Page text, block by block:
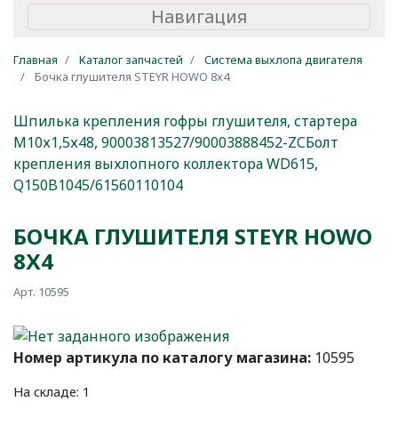
Навигация
Главная Каталог запчастей
Система выхлопа двигателя
Бочка глушителя STEYR HOWO 8х4
Шпилька крепления гофры глушителя, стартера
М10х1,5х48, 90003813527/90003888452-ZCБолт
крепления выхлопного коллектора WD615,
Q150B1045/61560110104
БОЧКА ГЛУШИТЕЛЯ STEYR HOWO
8Х4
Арт. 10595
Номер артикула по каталогу магазина: 10595
На складе: 1